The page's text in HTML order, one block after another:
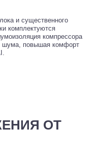
и существенного
комплектуются
компрессора
шума, повышая комфорт
ОТ